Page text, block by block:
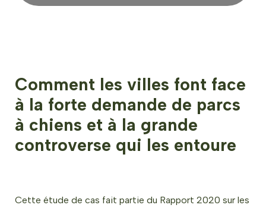
Comment les villes font face
à la forte demande de parcs
à chiens et à la grande
controverse qui les entoure
Cette étude de cas fait partie du Rapport 2020 sur les